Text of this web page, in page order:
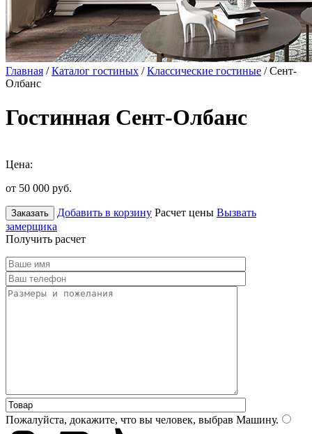
Главная /Каталог гостиных /Классические гостиные / Сент-
Олбанс
Гостинная Сент-Олбанс
Цена:
от 50 000 руб.
Заказать Добавить в корзину Расчет цены Вызвать
замерщика
Получить расчет
Пожалуйста, докажите, что вы человек, выбрав Машину.